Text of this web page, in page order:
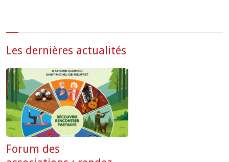
Les dernières actualités
Forum des